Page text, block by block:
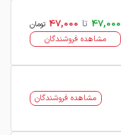
47,000 تا 47,000 تومان
مشاهده فروشندگان
مشاهده فروشندگان